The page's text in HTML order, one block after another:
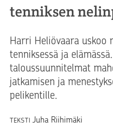
tenniksen
Harri Heliövaara uskoo
tenniksessä ja
taloussuunnitelmat
jatkamisen ja
pelikentille.
TEKSTI Juha Riihimäki